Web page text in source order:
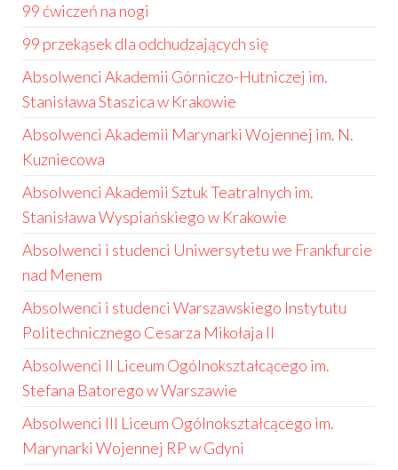
99 ćwiczeń na nogi
99 przekąsek dla odchudzających się
Absolwenci Akademii Górniczo-Hutniczej im.
Stanisława Staszica w Krakowie
Absolwenci Akademii Marynarki Wojennej im. N.
Kuzniecowa
Absolwenci Akademii Sztuk Teatralnych im.
Stanisława Wyspiańskiego w Krakowie
Absolwenci i studenci Uniwersytetu we Frankfurcie
nad Menem
Absolwenci i studenci Warszawskiego Instytutu
Politechnicznego Cesarza Mikołaja II
Absolwenci II Liceum Ogólnokształcącego im.
Stefana Batorego w Warszawie
Absolwenci III Liceum Ogólnokształcącego im.
Marynarki Wojennej RP w Gdyni